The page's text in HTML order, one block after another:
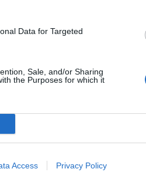
Data for Targeted
Sale, and/or Sharing
the Purposes for which it
Access Privacy Policy
Ashley.”
aby ukázali, že nie je
s veľkým úsmevom na